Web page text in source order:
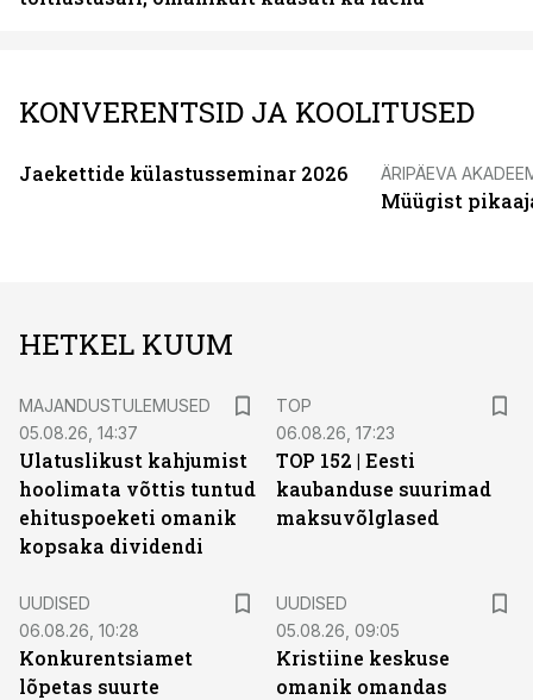
KONVERENTSID JA KOOLITUSED
Jaekettide külastusseminar 2026 ÄRIPÄEVA
Müügist
HETKEL KUUM
MAJANDUSTULEMUSED
05.08.26, 14:37
Ulatuslikust kahjumist
hoolimata võttis tuntud
ehituspoeketi omanik
kopsaka dividendi
TOP
06.08.26, 17:23
TOP 152 | Eesti
kaubanduse suurimad
maksuvõlglased
UUDISED
06.08.26, 10:28
Konkurentsiamet
lõpetas suurte
UUDISED
05.08.26, 09:05
Kristiine keskuse
omanik omandas